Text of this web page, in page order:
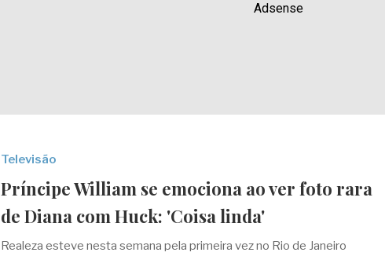
Adsense
Televisão
Príncipe William se emociona ao ver foto rara
de Diana com Huck: 'Coisa linda'
Realeza esteve nesta semana pela primeira vez no Rio de Janeiro